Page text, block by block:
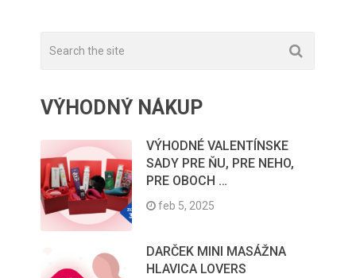
VÝHODNÝ NÁKUP
VÝHODNÉ VALENTÍNSKE
SADY PRE ŇU, PRE NEHO,
PRE OBOCH …
feb 5, 2025
DARČEK MINI MASÁŽNA
HLAVICA LOVERS